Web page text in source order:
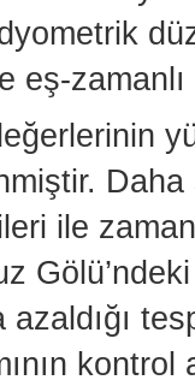
eş-
ile
azaldığı